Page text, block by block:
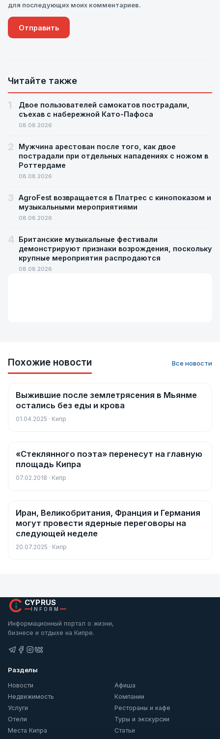
для последующих моих комментариев.
Читайте также
1
Двое пользователей самокатов пострадали,
съехав с набережной Като-Пафоса
08.08.2026
2
Мужчина арестован после того, как двое
пострадали при отдельных нападениях с ножом в
Роттердаме
08.08.2026
3
AgroFest возвращается в Платрес с кинопоказом и
музыкальными мероприятиями
08.08.2026
4
Британские музыкальные фестивали
демонстрируют признаки возрождения, поскольку
крупные мероприятия распродаются
08.08.2026
Похожие новости Все новости
Новости
Выжившие после землетрясения в Мьянме
остались без еды и крова
01.04.2025 · Кипр
Новости
«Стеклянного поэта» перенесут на главную
площадь Кипра
07.02.2018 · Кипр
Новости
Иран, Великобритания, Франция и Германия
могут провести ядерные переговоры на
следующей неделе
20.07.2025 · Кипр
CYPRUS
INFORM
Информационный портал о жизни,
бизнесе и отдыхе на Кипре.
Разделы
Новости
Афиша
Недвижимость
Компании
Услуги
Рестораны и кафе
Отели
Туры и экскурсии
Места Кипра
Статьи